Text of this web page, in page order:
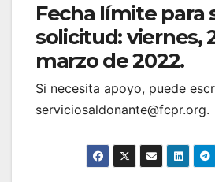
Fecha límite para
solicitud: viernes,
marzo de 2022.
Si necesita apoyo, puede
serviciosaldonante@fcpr.org.